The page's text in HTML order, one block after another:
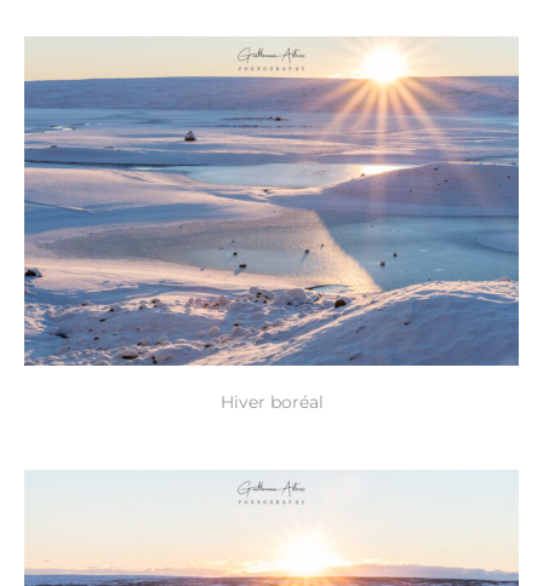
Hiver boréal